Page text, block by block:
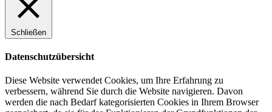
Schließen
Datenschutzübersicht
Diese Website verwendet Cookies, um Ihre Erfahrung zu
verbessern, während Sie durch die Website navigieren. Davon
werden die nach Bedarf kategorisierten Cookies in Ihrem Browser